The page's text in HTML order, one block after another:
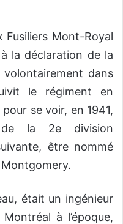
Fusiliers Mont-Royal
la déclaration de la
volontairement dans
le régiment en
se voir, en 1941,
de la 2e division
être nommé
était un ingénieur
à l’époque,